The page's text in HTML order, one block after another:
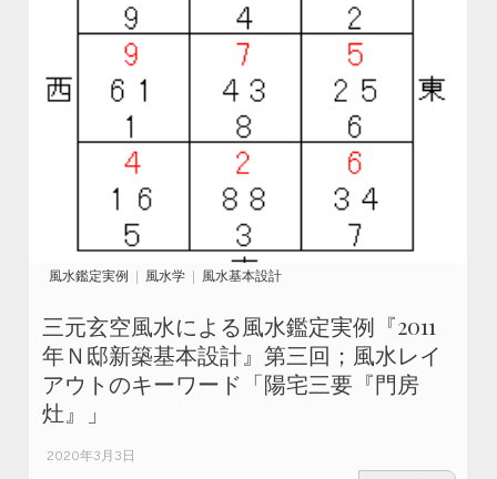
風水鑑定実例 風水学 風水基本設計
三元玄空風水による風水鑑定実例『2011
年Ｎ邸新築基本設計』第三回；風水レイ
アウトのキーワード「陽宅三要『門房
灶』」
2020年3月3日